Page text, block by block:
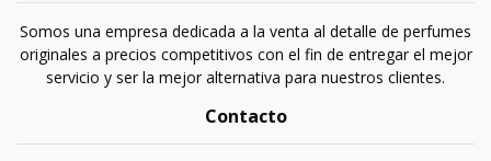
Somos una empresa dedicada a la venta al detalle de perfumes
originales a precios competitivos con el fin de entregar el mejor
servicio y ser la mejor alternativa para nuestros clientes.
Contacto